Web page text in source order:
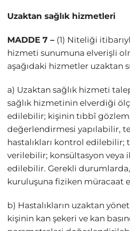
Uzaktan sağlık hizmetleri
MADDE 7 – (1) Niteliği
hizmeti sunumuna elverişli
aşağıdaki hizmetler uzaktan
a) Uzaktan sağlık hizmeti
sağlık hizmetinin elverdiği
edilebilir; kişinin tıbbî
değerlendirmesi yapılabilir,
hastalıkları kontrol edilebilir;
verilebilir; konsültasyon veya
edilebilir. Gerekli
kuruluşuna fiziken müracaat
b) Hastalıkların uzaktan
kişinin kan şekeri ve kan